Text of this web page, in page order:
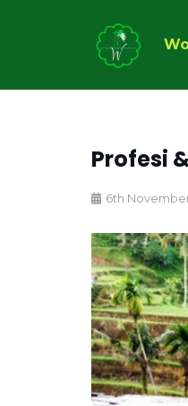
Profesi
6th